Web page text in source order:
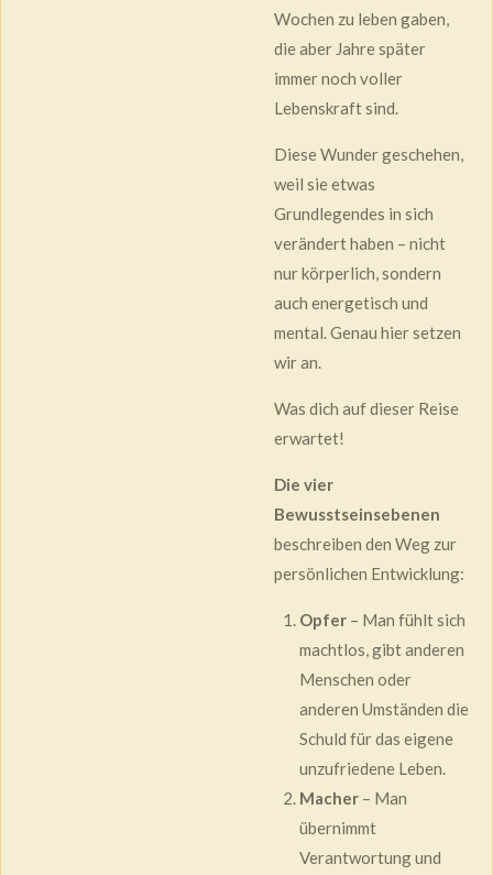
Wochen zu leben gaben,
die aber Jahre später
immer noch voller
Lebenskraft sind.
Diese Wunder geschehen,
weil sie etwas
Grundlegendes in sich
verändert haben – nicht
nur körperlich, sondern
auch energetisch und
mental. Genau hier setzen
wir an.
Was dich auf dieser Reise
erwartet!
Die vier
Bewusstseinsebenen
beschreiben den Weg zur
persönlichen Entwicklung:
Opfer– Man fühlt sich
machtlos, gibt anderen
Menschen oder
anderen Umständen die
Schuld für das eigene
unzufriedene Leben.
Macher– Man
übernimmt
Verantwortung und